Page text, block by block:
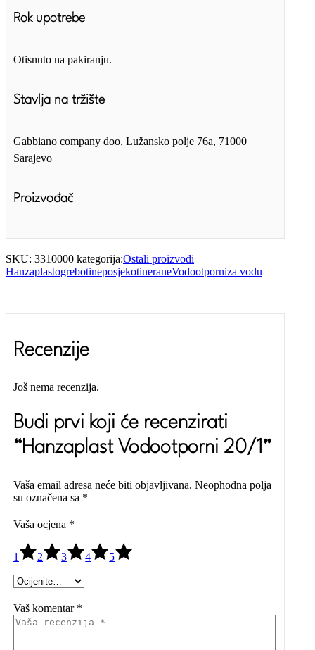
Rok upotrebe
Otisnuto na pakiranju.
Stavlja na tržište
Gabbiano company doo, Lužansko polje 76a, 71000
Sarajevo
Proizvođač
SKU: 3310000 kategorija:Ostali proizvodi
HanzaplastogrebotineposjekotineraneVodootporniza vodu
Recenzije
Još nema recenzija.
Budi prvi koji će recenzirati
“Hanzaplast Vodootporni 20/1”
Vaša email adresa neće biti objavljivana. Neophodna polja
su označena sa *
Vaša ocjena *
1 2 3 4 5
Vaš komentar *